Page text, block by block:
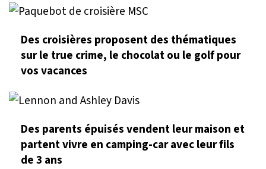
Des croisières proposent des thématiques
sur le true crime, le chocolat ou le golf pour
vos vacances
Des parents épuisés vendent leur maison et
partent vivre en camping-car avec leur fils
de 3 ans